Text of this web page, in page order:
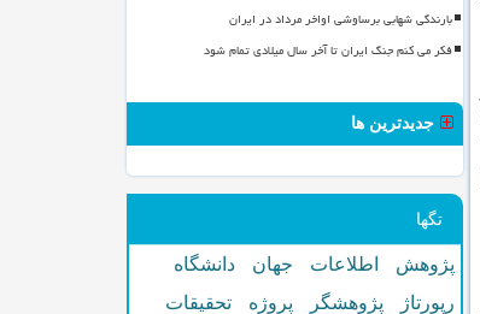
بارندگی شهابی برساوشی اواخر مرداد در ایران
فکر می کنم جنگ ایران تا آخر سال میلادی تمام شود
جدیدترین ها
تگها
پژوهش اطلاعات جهان
دانشگاه
رپورتاژ
پژوهشگر پروژه تحقیقات